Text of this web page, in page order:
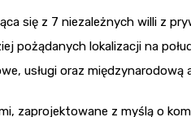
się z 7 niezależnych willi z
pożądanych lokalizacji na
usługi oraz międzynarodową
zaprojektowane z myślą o